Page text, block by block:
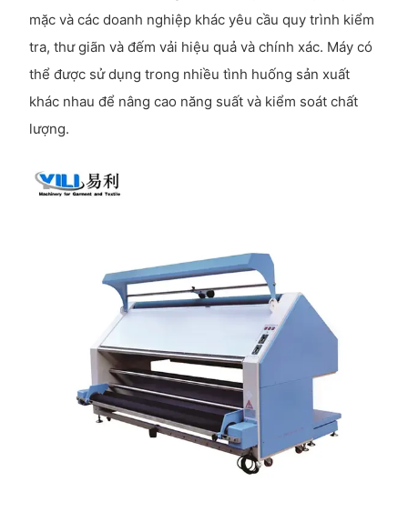
mặc và các doanh nghiệp khác yêu cầu quy trình kiểm
tra, thư giãn và đếm vải hiệu quả và chính xác. Máy có
thể được sử dụng trong nhiều tình huống sản xuất
khác nhau để nâng cao năng suất và kiểm soát chất
lượng.